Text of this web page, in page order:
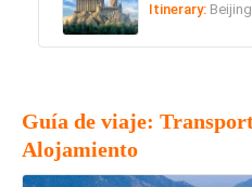
Itinerary: Beijing
Guía de viaje:
Alojamiento